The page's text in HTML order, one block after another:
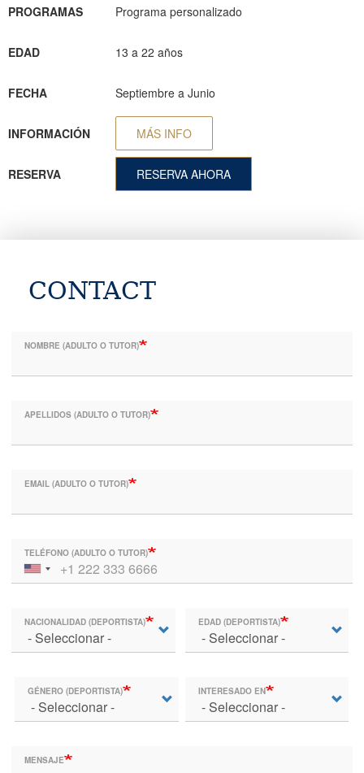
PROGRAMAS Programa personalizado
EDAD 13 a 22 años
FECHA Septiembre a Junio
INFORMACIÓN MÁS INFO
RESERVA RESERVA AHORA
CONTACT
NOMBRE (ADULTO O TUTOR)
APELLIDOS (ADULTO O TUTOR)
EMAIL (ADULTO O TUTOR)
TELÉFONO (ADULTO O TUTOR)
NACIONALIDAD (DEPORTISTA) EDAD (DEPORTISTA)
GÉNERO (DEPORTISTA) INTERESADO EN
MENSAJE